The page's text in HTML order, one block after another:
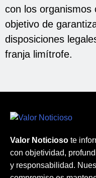
con los organismos
objetivo de
disposiciones
franja limítrofe.
Valor Noticioso te
con objetividad,
y responsabilidad.